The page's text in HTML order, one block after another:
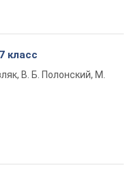
класс
В. Б. Полонский, М.